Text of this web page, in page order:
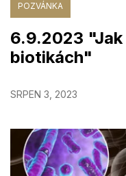
POZVÁNKA
6.9.2023
biotikách"
SRPEN 3, 2023